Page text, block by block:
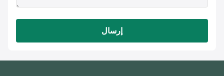
إرسال